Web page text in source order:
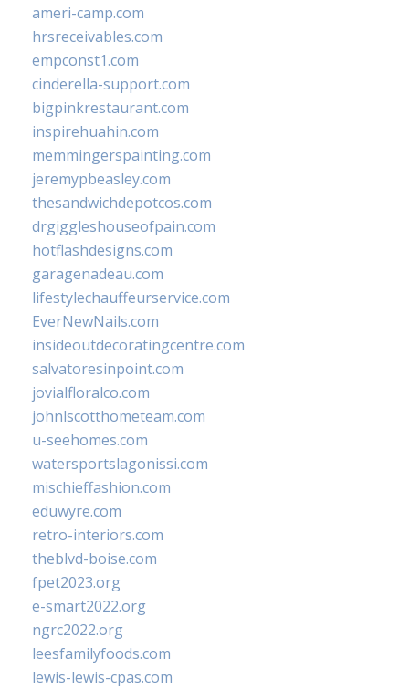
ameri-camp.com
hrsreceivables.com
empconst1.com
cinderella-support.com
bigpinkrestaurant.com
inspirehuahin.com
memmingerspainting.com
jeremypbeasley.com
thesandwichdepotcos.com
drgiggleshouseofpain.com
hotflashdesigns.com
garagenadeau.com
lifestylechauffeurservice.com
EverNewNails.com
insideoutdecoratingcentre.com
salvatoresinpoint.com
jovialfloralco.com
johnlscotthometeam.com
u-seehomes.com
watersportslagonissi.com
mischieffashion.com
eduwyre.com
retro-interiors.com
theblvd-boise.com
fpet2023.org
e-smart2022.org
ngrc2022.org
leesfamilyfoods.com
lewis-lewis-cpas.com